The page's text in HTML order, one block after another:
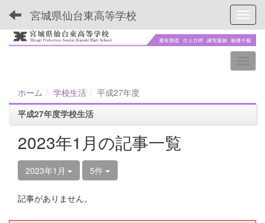
宮城県仙台東高等学校
ホーム 学校生活
平成27年度
平成27年度学校生活
2023年1月の記事一覧
2023年1月 5件
記事がありません。